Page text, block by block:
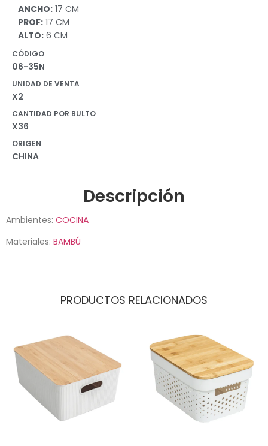
ANCHO: 17 CM
PROF: 17 CM
ALTO: 6 CM
CÓDIGO
06-35N
UNIDAD DE VENTA
X2
CANTIDAD POR BULTO
X36
ORIGEN
CHINA
Descripción
Ambientes: COCINA
Materiales: BAMBÚ
PRODUCTOS RELACIONADOS